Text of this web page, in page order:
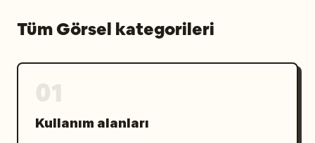
Tüm Görsel kategorileri
Kullanım alanları